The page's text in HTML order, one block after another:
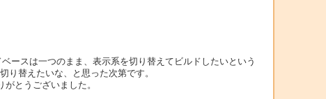
ースは一つのまま、表示系を切り替えてビルドしたいという
り替えたいな、と思った次第です。
がとうございました。